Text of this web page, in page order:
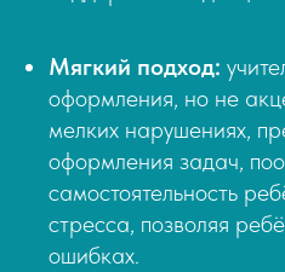
Мягкий подход:
оформления, но не
мелких нарушениях,
оформления задач,
самостоятельность
стресса, позволяя
ошибках.